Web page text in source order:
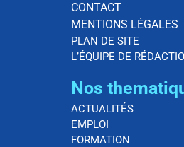
CONTACT
MENTIONS LÉGALES
PLAN DE SITE
L’ÉQUIPE DE
Nos
ACTUALITÉS
EMPLOI
FORMATION